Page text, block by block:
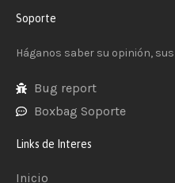
Soporte
Háganos saber su opinión,
Bug report
Boxbag Soporte
Links de Interes
Inicio